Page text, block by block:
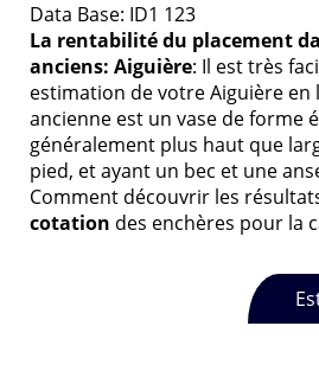
Data Base: ID1 123
La rentabilité du placement
anciens: Aiguière: Il est très
estimation de votre Aiguière en
ancienne est un vase de forme
généralement plus haut que
pied, et ayant un bec et une
Comment découvrir les
cotation des enchères pour la